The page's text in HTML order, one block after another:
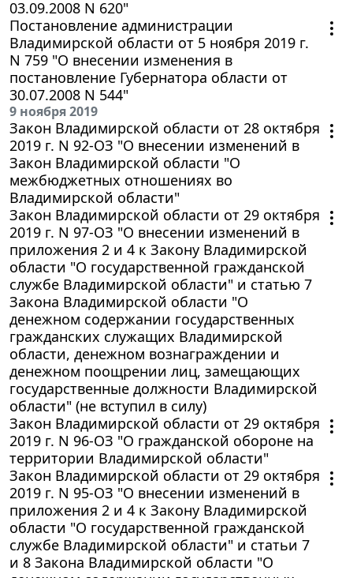
03.09.2008 N 620"
Постановление администрации
Владимирской области от 5 ноября 2019 г.
N 759 "О внесении изменения в
постановление Губернатора области от
30.07.2008 N 544"
9 ноября 2019
Закон Владимирской области от 28 октября
2019 г. N 92-ОЗ "О внесении изменений в
Закон Владимирской области "О
межбюджетных отношениях во
Владимирской области"
Закон Владимирской области от 29 октября
2019 г. N 97-ОЗ "О внесении изменений в
приложения 2 и 4 к Закону Владимирской
области "О государственной гражданской
службе Владимирской области" и статью 7
Закона Владимирской области "О
денежном содержании государственных
гражданских служащих Владимирской
области, денежном вознаграждении и
денежном поощрении лиц, замещающих
государственные должности Владимирской
области" (не вступил в силу)
Закон Владимирской области от 29 октября
2019 г. N 96-ОЗ "О гражданской обороне на
территории Владимирской области"
Закон Владимирской области от 29 октября
2019 г. N 95-ОЗ "О внесении изменений в
приложения 2 и 4 к Закону Владимирской
области "О государственной гражданской
службе Владимирской области" и статьи 7
и 8 Закона Владимирской области "О